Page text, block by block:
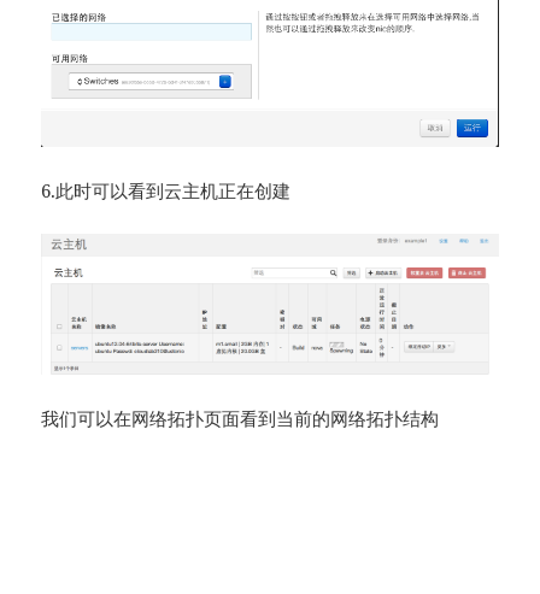
6.此时可以看到云主机正在创建
我们可以在网络拓扑页面看到当前的网络拓扑结构